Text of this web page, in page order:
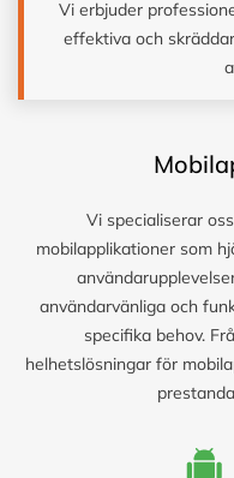
Vi erbjuder
effektiva och
Vi specialiserar
mobilapplikationer som
användarvänliga och
specifika behov.
helhetslösningar för